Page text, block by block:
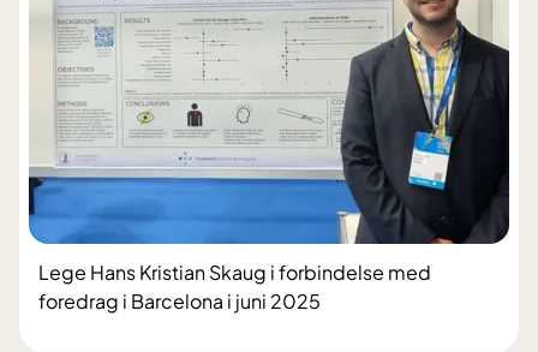
Lege Hans Kristian Skaug i forbindelse med
foredrag i Barcelona i juni 2025